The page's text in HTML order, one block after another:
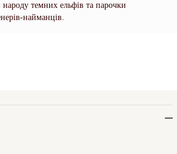
темних ельфів та парочки
найманців.